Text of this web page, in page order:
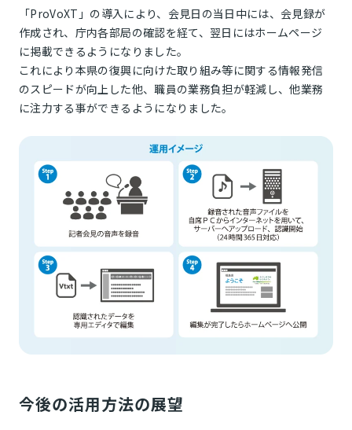
「ProVoXT」の導入により、会見日の当日中には、会見録が
作成され、庁内各部局の確認を経て、翌日にはホームページ
に掲載できるようになりました。
これにより本県の復興に向けた取り組み等に関する情報発信
のスピードが向上した他、職員の業務負担が軽減し、他業務
に注力する事ができるようになりました。
今後の活用方法の展望